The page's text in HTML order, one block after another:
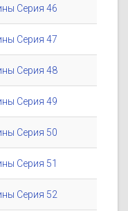
Серия 46
Серия 47
Серия 48
Серия 49
Серия 50
Серия 51
Серия 52